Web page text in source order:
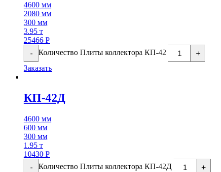
4600 мм
2080 мм
300 мм
3.95 т
25466 Р
-
Количество Плиты коллектора КП-42
+
Заказать
КП-42Д
4600 мм
600 мм
300 мм
1.95 т
10430 Р
-
Количество Плиты коллектора КП-42Д
+